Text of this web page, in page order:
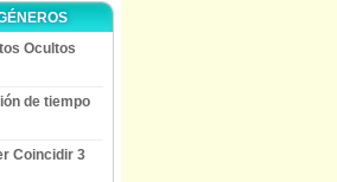
Ocultos
de tiempo
Coincidir 3